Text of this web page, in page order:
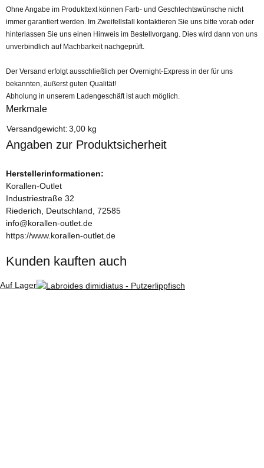
Ohne Angabe im Produkttext können Farb- und Geschlechtswünsche nicht
immer garantiert werden. Im Zweifellsfall kontaktieren Sie uns bitte vorab oder
hinterlassen Sie uns einen Hinweis im Bestellvorgang. Dies wird dann von uns
unverbindlich auf Machbarkeit nachgeprüft.
Der Versand erfolgt ausschließlich per Overnight-Express in der für uns
bekannten, äußerst guten Qualität!
Abholung in unserem Ladengeschäft ist auch möglich.
Merkmale
Produkteigenschaft
Wert
Versandgewicht:3,00 kg
Angaben zur Produktsicherheit
Herstellerinformationen:
Korallen-Outlet
Industriestraße 32
Riederich, Deutschland, 72585
info@korallen-outlet.de
https://www.korallen-outlet.de
Kunden kauften auch
Auf Lager